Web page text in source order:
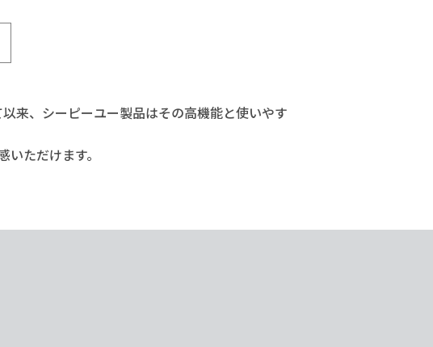
来、シーピーユー製品はその高機能と使いやす
ただけます。